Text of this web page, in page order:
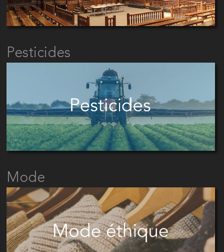
Pesticides
Mode